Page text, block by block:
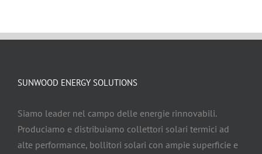
SUNWOOD ENERGY SOLUTIONS
Siamo leader nel campo delle energie rinnovabili.
Produciamo e distribuiamo collettori solari termici ad
alte performance, bollitori solari con ampie superficie e